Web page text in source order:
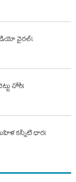
వైరల్!
చోరీ!
కన్నీటి ధార!